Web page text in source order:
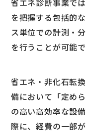
省エネ診断事業で
を把握する包括的
ス単位での計測・
を行うことが可能で
省エネ・非化石転
備において「定め
の高い高効率な設
際に、経費の一部